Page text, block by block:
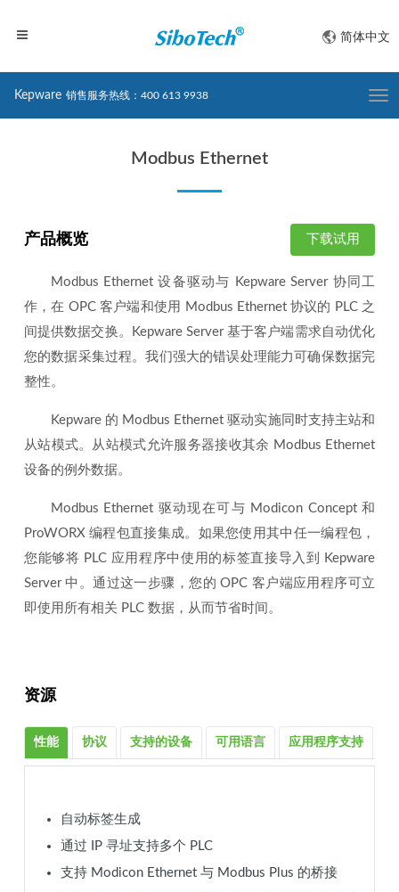
简体中文
Kepware 销售服务热线：400 613 9938
Modbus Ethernet
产品概览 下载试用
Modbus Ethernet 设备驱动与 Kepware Server 协同工
作，在 OPC 客户端和使用 Modbus Ethernet 协议的 PLC 之
间提供数据交换。Kepware Server 基于客户端需求自动优化
您的数据采集过程。我们强大的错误处理能力可确保数据完
整性。
Kepware 的 Modbus Ethernet 驱动实施同时支持主站和
从站模式。从站模式允许服务器接收其余 Modbus Ethernet
设备的例外数据。
Modbus Ethernet 驱动现在可与 Modicon Concept 和
ProWORX 编程包直接集成。如果您使用其中任一编程包，
您能够将 PLC 应用程序中使用的标签直接导入到 Kepware
Server 中。通过这一步骤，您的 OPC 客户端应用程序可立
即使用所有相关 PLC 数据，从而节省时间。
资源
性能 协议 支持的设备 可用语言 应用程序支持
自动标签生成
通过 IP 寻址支持多个 PLC
支持 Modicon Ethernet 与 Modbus Plus 的桥接